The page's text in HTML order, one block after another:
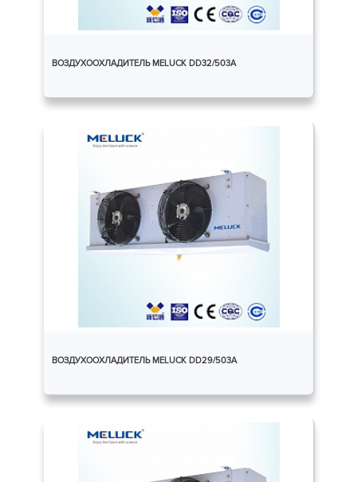
ВОЗДУХООХЛАДИТЕЛЬ MELUCK DD32/503A
ВОЗДУХООХЛАДИТЕЛЬ MELUCK DD29/503A